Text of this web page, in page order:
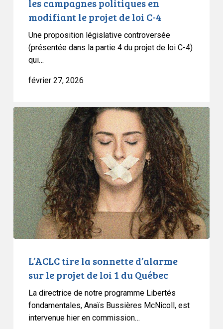
campagnes
politiques
modifiant
C-
4
les campagnes politiques en
modifiant le projet de loi C-4
Une proposition législative controversée
(présentée dans la partie 4 du projet de loi C-4)
qui…
février 27, 2026
L’ACLC
tire
la
sonnette
d’alarme
sur
le
projet
de
loi
L’ACLC tire la sonnette d’alarme
sur le projet de loi 1 du Québec
La directrice de notre programme Libertés
fondamentales, Anaïs Bussières McNicoll, est
intervenue hier en commission…